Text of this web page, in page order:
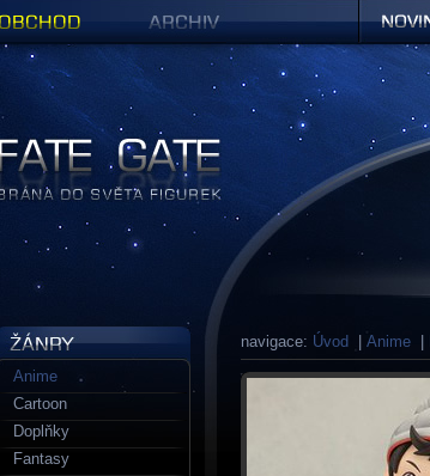
navigace: Úvod Anime
Anime
Cartoon
Doplňky
Fantasy
Figurky a sošky | Fate Gate